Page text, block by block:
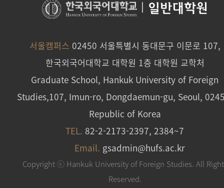
일반대학원
서울캠퍼스 02450 서울특별시 동대문구 이문로 107,
한국외국어대학교 대학원 1층 대학원 교학처
Graduate School, Hankuk University of Foreign
Studies,107, Imun-ro, Dongdaemun-gu, Seoul,
Republic of Korea
TEL. 82-2-2173-2397, 2384~7
Email. gsadmin@hufs.ac.kr
Copyright ⓒ Hankuk University of Foreign Studies. All
Reserved.